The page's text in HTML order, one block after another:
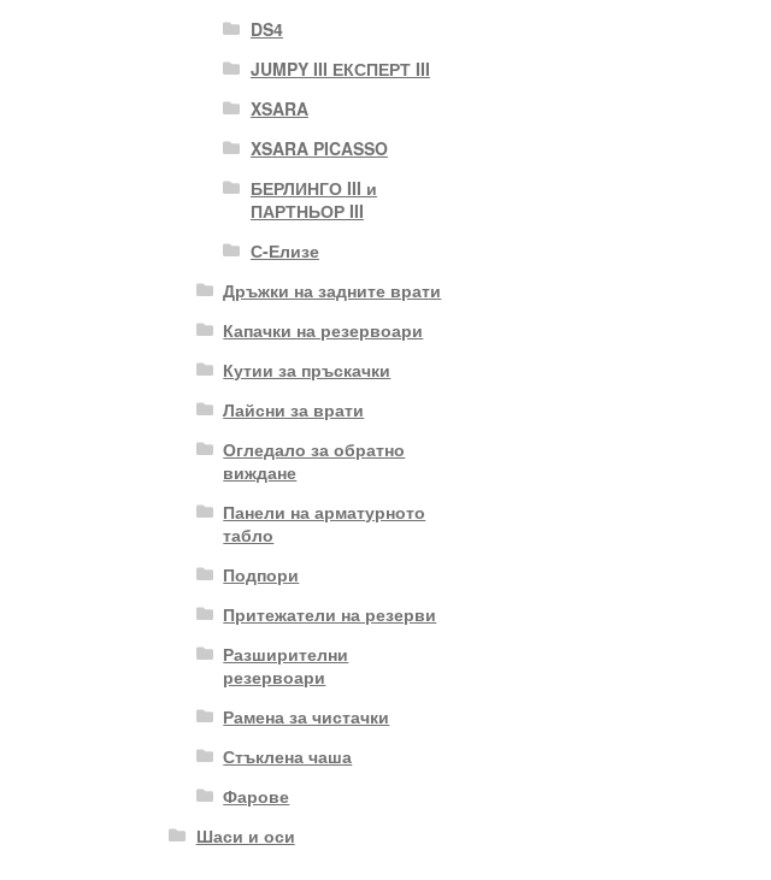
DS4
JUMPY III ЕКСПЕРТ III
XSARA
XSARA PICASSO
БЕРЛИНГО III и
ПАРТНЬОР III
С-Елизе
Дръжки на задните врати
Капачки на резервоари
Кутии за пръскачки
Лайсни за врати
Огледало за обратно
виждане
Панели на арматурното
табло
Подпори
Притежатели на резерви
Разширителни
резервоари
Рамена за чистачки
Стъклена чаша
Фарове
Шаси и оси